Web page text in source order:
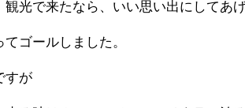
光で来たなら、いい思い出にしてあ
ゴールしました。
すが